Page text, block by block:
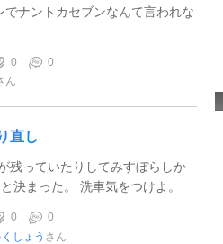
ナントカセブンなんて言われな
0
0
ん
直し
残っていたりしてみすぼらしか
決まった。 洗車気をつけよ。
0
0
しょう さん